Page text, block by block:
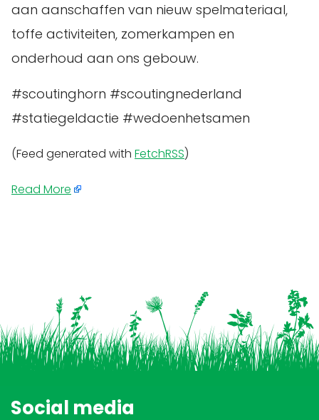
aan aanschaffen van nieuw spelmateriaal,
toffe activiteiten, zomerkampen en
onderhoud aan ons gebouw.
#scoutinghorn #scoutingnederland
#statiegeldactie #wedoenhetsamen
(Feed generated with FetchRSS)
Read More
Social media